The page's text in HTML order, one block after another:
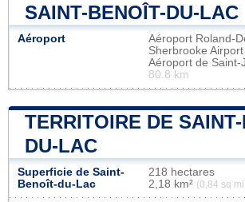
SAINT-BENOÎT-DU-LAC
Aéroport Aéroport Roland-
Sherbrooke Airport
Aéroport de Saint-
80.8 km
TERRITOIRE DE
DU-LAC
Superficie de Saint-
Benoît-du-Lac
218 hectares
2,18 km² (0,84 sq